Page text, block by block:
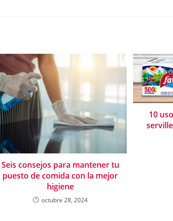
Seis consejos para mantener tu
puesto de comida con la mejor
higiene
octubre 28, 2024
10